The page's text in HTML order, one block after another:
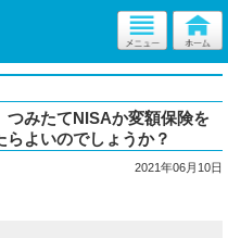
つみたてNISAか変額保険を
よいのでしょうか？
2021年06月10日